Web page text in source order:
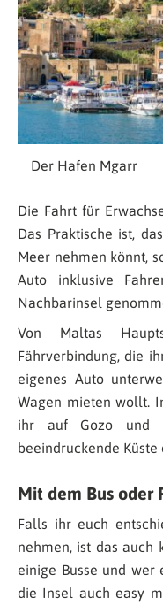
Der Hafen Mgarr
Die Fahrt für
Das Praktische ist,
Meer nehmen könnt,
Auto inklusive
Nachbarinsel
Von Maltas
Fährverbindung, die
eigenes Auto
Wagen mieten wollt.
ihr auf Gozo und
beeindruckende
Mit dem Bus oder
Falls ihr euch
nehmen, ist das auch
einige Busse und wer
die Insel auch easy